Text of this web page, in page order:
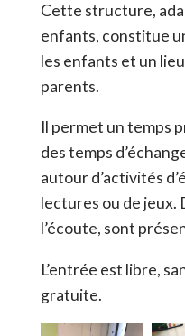
Cette structure,
enfants, constitue
les enfants et un
parents.
Il permet un temps
des temps
autour d’activités
lectures ou de jeux.
l’écoute, sont
L’entrée est libre,
gratuite.